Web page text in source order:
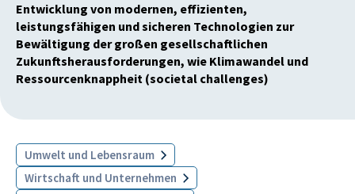
Entwicklung von modernen, effizienten,
leistungsfähigen und sicheren Technologien zur
Bewältigung der großen gesellschaftlichen
Zukunftsherausforderungen, wie Klimawandel und
Ressourcenknappheit (societal challenges)
Umwelt und Lebensraum
Wirtschaft und Unternehmen